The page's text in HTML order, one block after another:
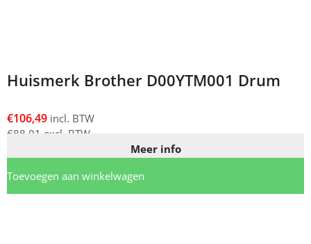
Huismerk Brother D00YTM001 Drum
€106,49 incl. BTW
€88,01 excl. BTW
Meer info
Toevoegen aan winkelwagen